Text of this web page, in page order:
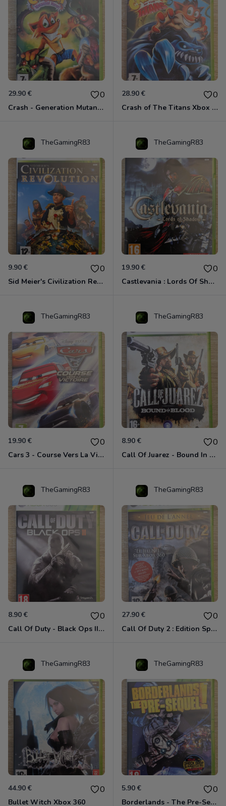
29.90 € 0
Crash - Generation Mutant Xbox 360
28.90 € 0
Crash of The Titans Xbox 360
TheGamingR83
9.90 € 0
Sid Meier's Civilization Revolution Xbox 360
TheGamingR83
19.90 € 0
Castlevania : Lords Of Shadow Xbox 360
TheGamingR83
19.90 € 0
Cars 3 - Course Vers La Victoire Xbox 360
TheGamingR83
8.90 € 0
Call Of Juarez - Bound In Blood Xbox 360
TheGamingR83
8.90 € 0
Call Of Duty - Black Ops II Xbox 360
TheGamingR83
27.90 € 0
Call Of Duty 2 : Edition Spéciale Xbox 360 GOTY
TheGamingR83
44.90 € 0
Bullet Witch Xbox 360
TheGamingR83
5.90 € 0
Borderlands - The Pre-Sequel ! Xbox 360